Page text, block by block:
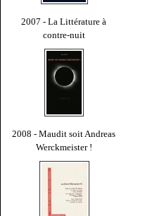
2007 - La Littérature à
contre-nuit
2008 - Maudit soit Andreas
Werckmeister !